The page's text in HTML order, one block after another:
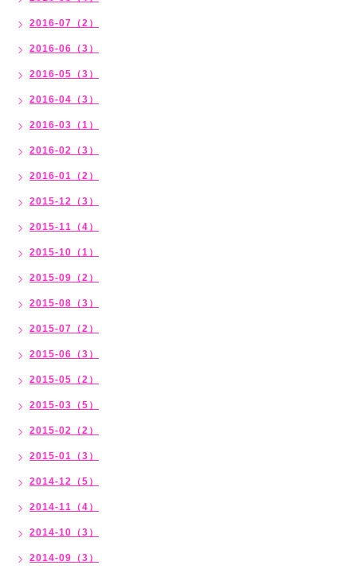
2016-07（2）
2016-06（3）
2016-05（3）
2016-04（3）
2016-03（1）
2016-02（3）
2016-01（2）
2015-12（3）
2015-11（4）
2015-10（1）
2015-09（2）
2015-08（3）
2015-07（2）
2015-06（3）
2015-05（2）
2015-03（5）
2015-02（2）
2015-01（3）
2014-12（5）
2014-11（4）
2014-10（3）
2014-09（3）